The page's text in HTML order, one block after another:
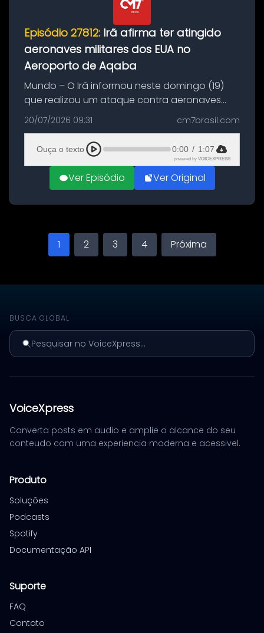
Episódio 27812: Irã afirma ter atingido
aeronaves militares dos EUA no
Aeroporto de Aqaba
Mundo – O Irã informou neste domingo (19)
que realizou um ataque contra aeronaves
militares dos Estados Unidos estacionadas no
Aeroporto de Aqaba, na Jordânia, durante a
21ª fase da Operação Nasr 2. A...
20/07/2026 09:31 cm7brasil.com
Ouça o texto 0:00 / 1:07
powered by VOICEXPRESS
Ver Episódio Ver Original
1 2 3 4 Próxima
BUSCA GLOBAL
Pesquisar no VoiceXpress...
VoiceXpress
Converta posts em audio e amplie o alcance do seu
conteudo com uma experiencia moderna e acessivel.
Produto
Soluções
Podcasts
Spotify
Documentação API
Suporte
FAQ
Contato